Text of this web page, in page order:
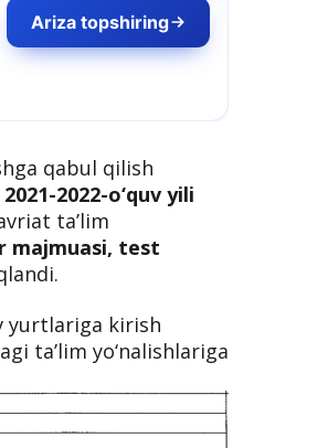
qabul qilish
2022-o‘quv yili
ta’lim
majmuasi, test